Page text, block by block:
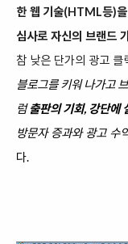
한 웹 기술(HTML등)을
심사로 자신의 브랜드
참 낮은 단가의 광고 클
블로그를 키워 나가고
럼출판의 기회, 강단에
방문자 증과와 광고 수
다.